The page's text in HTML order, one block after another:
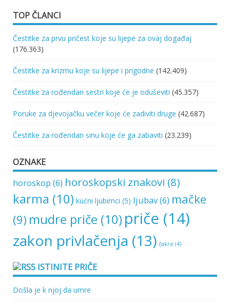
TOP ČLANCI
Čestitke za prvu pričest koje su lijepe za ovaj događaj
(176.363)
Čestitke za krizmu koje su lijepe i prigodne (142.409)
Čestitke za rođendan sestri koje će je oduševiti (45.357)
Poruke za djevojačku večer koje će zadiviti druge (42.687)
Čestitke za rođendan sinu koje će ga zabaviti (23.239)
OZNAKE
horoskop (6) horoskopski znakovi (8)
karma (10) kućni ljubimci (5) ljubav(6) mačke
(9) mudre priče (10) priče (14)
zakon privlačenja (13) čakre (4)
ISTINITE PRIČE
Došla je k njoj da umre